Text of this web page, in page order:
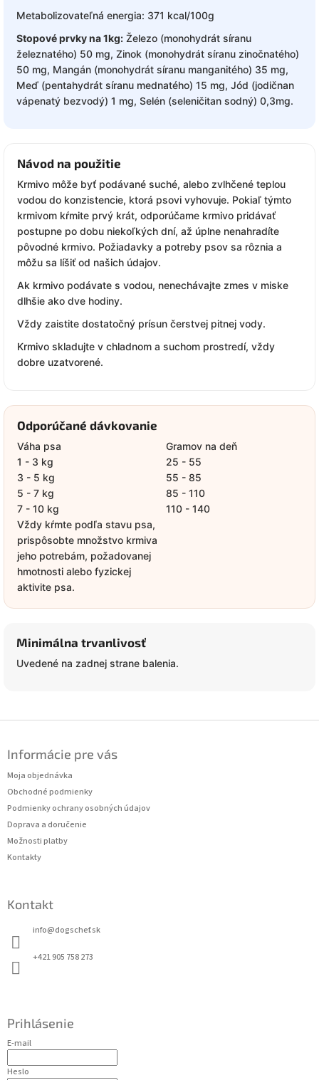
Metabolizovateľná energia: 371 kcal/100g
Stopové prvky na 1kg: Železo (monohydrát síranu
železnatého) 50 mg, Zinok (monohydrát síranu zinočnatého)
50 mg, Mangán (monohydrát síranu manganitého) 35 mg,
Meď (pentahydrát síranu mednatého) 15 mg, Jód (jodičnan
vápenatý bezvodý) 1 mg, Selén (seleničitan sodný) 0,3mg.
Návod na použitie
Krmivo môže byť podávané suché, alebo zvlhčené teplou
vodou do konzistencie, ktorá psovi vyhovuje. Pokiaľ týmto
krmivom kŕmite prvý krát, odporúčame krmivo pridávať
postupne po dobu niekoľkých dní, až úplne nenahradíte
pôvodné krmivo. Požiadavky a potreby psov sa rôznia a
môžu sa líšiť od našich údajov.
Ak krmivo podávate s vodou, nenechávajte zmes v miske
dlhšie ako dve hodiny.
Vždy zaistite dostatočný prísun čerstvej pitnej vody.
Krmivo skladujte v chladnom a suchom prostredí, vždy
dobre uzatvorené.
Odporúčané dávkovanie
Váha psa
Gramov na deň
1 - 3 kg
25 - 55
3 - 5 kg
55 - 85
5 - 7 kg
85 - 110
7 - 10 kg
110 - 140
Vždy kŕmte podľa stavu psa,
prispôsobte množstvo krmiva
jeho potrebám, požadovanej
hmotnosti alebo fyzickej
aktivite psa.
Minimálna trvanlivosť
Uvedené na zadnej strane balenia.
Informácie pre vás
Moja objednávka
Obchodné podmienky
Podmienky ochrany osobných údajov
Doprava a doručenie
Možnosti platby
Kontakty
Kontakt
info@dogschef.sk
+421 905 758 273
Prihlásenie
E-mail
Heslo